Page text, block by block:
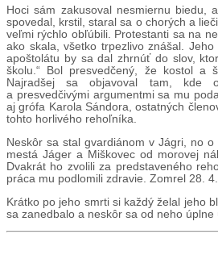
Hoci sám zakusoval nesmiernu biedu,
spovedal, krstil, staral sa o chorých a
veľmi rýchlo obľúbili. Protestanti sa na
ako skala, všetko trpezlivo znášal.
apoštolátu by sa dal zhrnúť do slov,
školu.“ Bol presvedčený, že kostol a
Najradšej sa objavoval tam, kde
a presvedčivými argumentmi sa mu
aj grófa Karola Sándora, ostatných
tohto horlivého rehoľníka.
Neskôr sa stal gvardiánom v Jágri, no
mestá Jáger a Miškovec od morovej
Dvakrát ho zvolili za predstaveného
práca mu podlomili zdravie. Zomrel 28.
Krátko po jeho smrti si každý želal jeho
sa zanedbalo a neskôr sa od neho